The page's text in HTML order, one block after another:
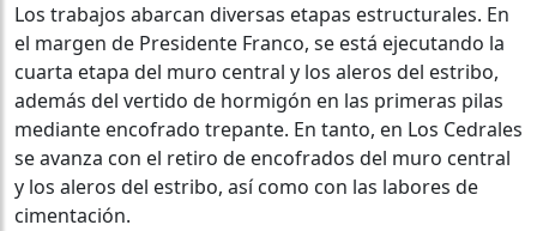
Los trabajos abarcan diversas etapas estructurales. En
el margen de Presidente Franco, se está ejecutando la
cuarta etapa del muro central y los aleros del estribo,
además del vertido de hormigón en las primeras pilas
mediante encofrado trepante. En tanto, en Los Cedrales
se avanza con el retiro de encofrados del muro central
y los aleros del estribo, así como con las labores de
cimentación.